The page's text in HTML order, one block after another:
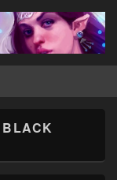
BLACK